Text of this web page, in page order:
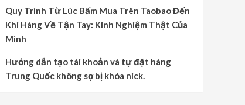
Quy Trình Từ Lúc Bấm Mua Trên Taobao Đến
Khi Hàng Về Tận Tay: Kinh Nghiệm Thật Của
Mình
Hướng dẫn tạo tài khoản và tự đặt hàng
Trung Quốc không sợ bị khóa nick.